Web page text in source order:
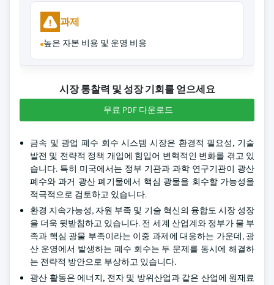
과제
높은 자본 비용 및 운영 비용
시장 통찰력 및 성장 기회를 얻으세요
무료 PDF 다운로드
금속 및 광업 폐수 회수 시스템 시장은 환경적 필요성, 기술
발전 및 전략적 정책 개입에 힘입어 변혁적인 변화를 겪고 있
습니다. 특히 미국에서는 정부 기관과 과학 연구기관이 광산
폐수와 과거 광산 폐기물에서 핵심 광물을 회수할 가능성을
적극적으로 검토하고 있습니다.
환경 지속가능성, 자원 부족 및 기술 혁신의 융합도 시장 성장
을 더욱 뒷받침하고 있습니다. 전 세계 산업계와 정부가 물 부
족과 핵심 광물 부족이라는 이중 과제에 대응하는 가운데, 광
산 운영에서 발생하는 폐수 회수는 두 문제를 동시에 해결하
는 전략적 방안으로 부상하고 있습니다.
광산 활동은 에너지, 전자 및 방위산업과 같은 산업에 원재료